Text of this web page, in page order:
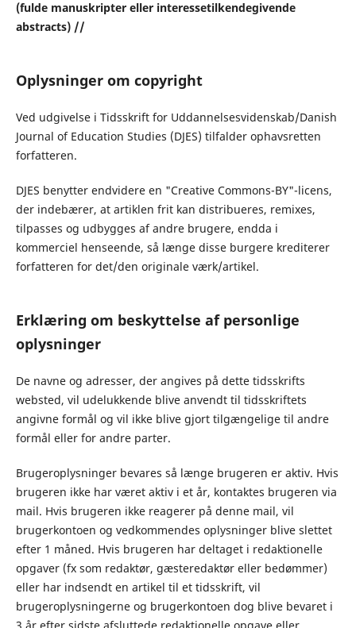
(fulde manuskripter eller interessetilkendegivende
abstracts) //
Oplysninger om copyright
Ved udgivelse i Tidsskrift for Uddannelsesvidenskab/Danish
Journal of Education Studies (DJES) tilfalder ophavsretten
forfatteren.
DJES benytter endvidere en "Creative Commons-BY"-licens,
der indebærer, at artiklen frit kan distribueres, remixes,
tilpasses og udbygges af andre brugere, endda i
kommerciel henseende, så længe disse burgere krediterer
forfatteren for det/den originale værk/artikel.
Erklæring om beskyttelse af personlige
oplysninger
De navne og adresser, der angives på dette tidsskrifts
websted, vil udelukkende blive anvendt til tidsskriftets
angivne formål og vil ikke blive gjort tilgængelige til andre
formål eller for andre parter.
Brugeroplysninger bevares så længe brugeren er aktiv. Hvis
brugeren ikke har været aktiv i et år, kontaktes brugeren via
mail. Hvis brugeren ikke reagerer på denne mail, vil
brugerkontoen og vedkommendes oplysninger blive slettet
efter 1 måned. Hvis brugeren har deltaget i redaktionelle
opgaver (fx som redaktør, gæsteredaktør eller bedømmer)
eller har indsendt en artikel til et tidsskrift, vil
brugeroplysningerne og brugerkontoen dog blive bevaret i
3 år efter sidste afsluttede redaktionelle opgave eller